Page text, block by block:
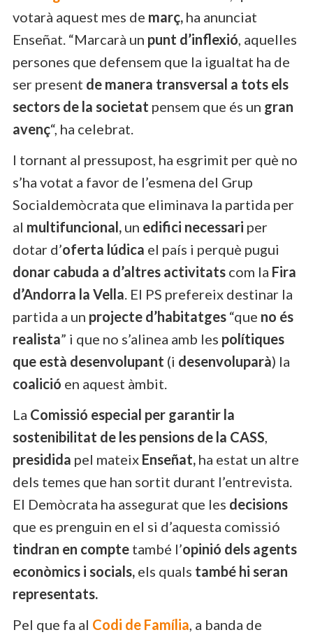
votarà aquest mes de març, ha anunciat
Enseñat. “Marcarà un punt d’inflexió, aquelles
persones que defensem que la igualtat ha de
ser present de manera transversal a tots els
sectors de la societat pensem que és un gran
avenç“, ha celebrat.
I tornant al pressupost, ha esgrimit per què no
s’ha votat a favor de l’esmena del Grup
Socialdemòcrata que eliminava la partida per
al multifuncional, un edifici necessari per
dotar d’oferta lúdica el país i perquè pugui
donar cabuda a d’altres activitats com la Fira
d’Andorra la Vella. El PS prefereix destinar la
partida a un projecte d’habitatges “que no és
realista” i que no s’alinea amb les polítiques
que està desenvolupant (i desenvoluparà) la
coalició en aquest àmbit.
La Comissió especial per garantir la
sostenibilitat de les pensions de la CASS,
presidida pel mateix Enseñat, ha estat un altre
dels temes que han sortit durant l’entrevista.
El Demòcrata ha assegurat que les decisions
que es prenguin en el si d’aquesta comissió
tindran en compte també l’opinió dels agents
econòmics i socials, els quals també hi seran
representats.
Pel que fa al Codi de Família, a banda de